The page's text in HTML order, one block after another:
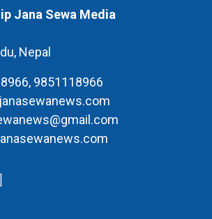
Jana Sewa Media
Nepal
9851118966